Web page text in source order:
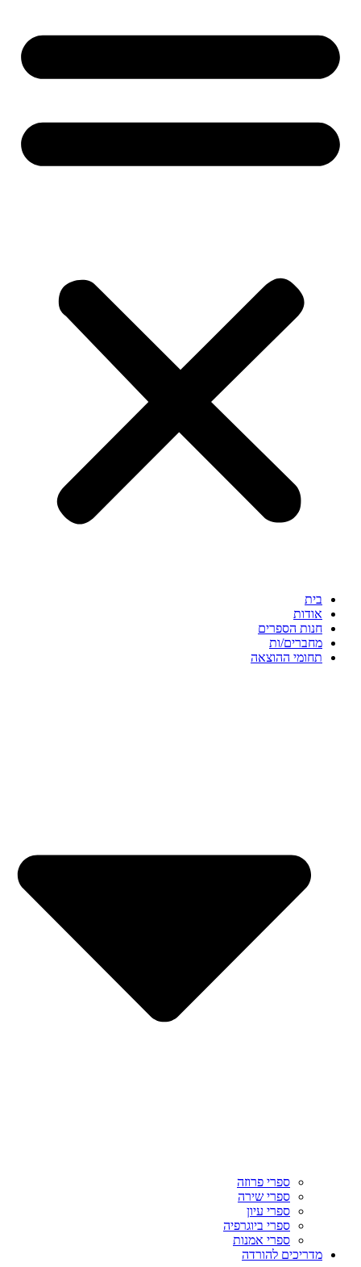
בית
אודות
חנות הספרים
מחברים/ות
תחומי ההוצאה
ספרי פרוזה
ספרי שירה
ספרי עיון
ספרי ביוגרפיה
ספרי אמנות
מדריכים להורדה